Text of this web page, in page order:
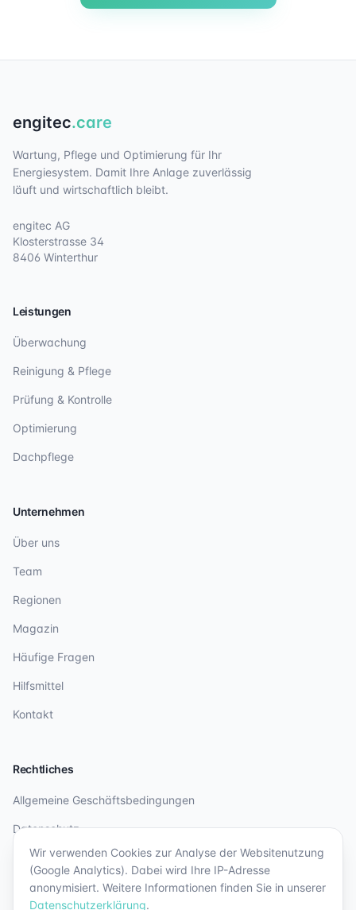
Wir verwenden Cookies zur Analyse der Websitenutzung
(Google Analytics). Dabei wird Ihre IP-Adresse
anonymisiert. Weitere Informationen finden Sie in unserer
Datenschutzerklärung.
engitec.care
Wartung, Pflege und Optimierung für Ihr
Energiesystem. Damit Ihre Anlage zuverlässig
läuft und wirtschaftlich bleibt.
engitec AG
Klosterstrasse 34
8406 Winterthur
Leistungen
Überwachung
Reinigung & Pflege
Prüfung & Kontrolle
Optimierung
Dachpflege
Unternehmen
Über uns
Team
Regionen
Magazin
Häufige Fragen
Hilfsmittel
Kontakt
Rechtliches
Allgemeine Geschäftsbedingungen
Datenschutz
Impressum